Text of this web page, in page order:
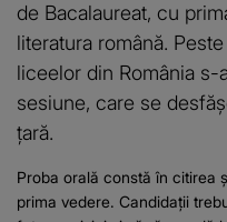
de Bacalaureat, cu
literatura română.
liceelor din România
sesiune, care se
țară.
Proba orală constă în citirea
prima vedere. Candidații